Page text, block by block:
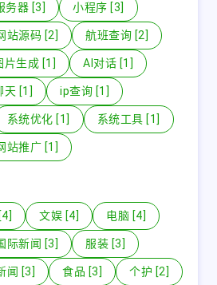
务器 [3] 小程序 [3]
站源码 [2] 航班查询 [2]
片生成 [1] AI对话 [1]
天 [1] ip查询 [1]
系统优化 [1] 系统工具 [1]
站推广 [1]
文娱 [4] 电脑 [4]
际新闻 [3] 服装 [3]
闻 [3] 食品 [3] 个护 [2]